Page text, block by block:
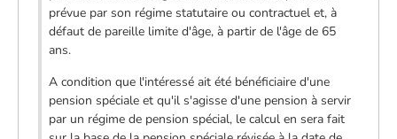
prévue par son régime statutaire ou contractuel et, à
défaut de pareille limite d'âge, à partir de l'âge de 65
ans.
A condition que l'intéressé ait été bénéficiaire d'une
pension spéciale et qu'il s'agisse d'une pension à servir
par un régime de pension spécial, le calcul en sera fait